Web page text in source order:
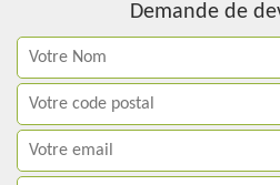
Demande de